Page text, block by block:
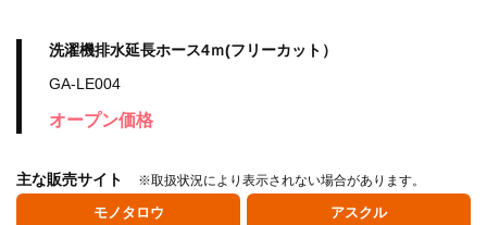
洗濯機排水延長ホース4ｍ(フリーカット）
GA-LE004
オープン価格
主な販売サイト ※取扱状況により表示されない場合があります。
モノタロウ アスクル